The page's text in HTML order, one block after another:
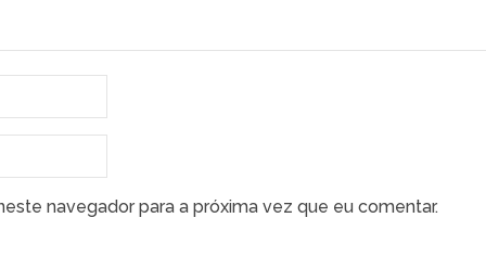
navegador para a próxima vez que eu comentar.